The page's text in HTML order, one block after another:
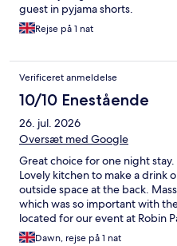
guest in pyjama shorts.
Rejse på 1 nat
Verificeret anmeldelse
10/10 Enestående
26. jul. 2026
Oversæt med Google
Great choice for one night
Lovely kitchen to make a drink
outside space at the back.
which was so important with
located for our event at Robin
parking in the side street near
Dawn, rejse på 1 nat